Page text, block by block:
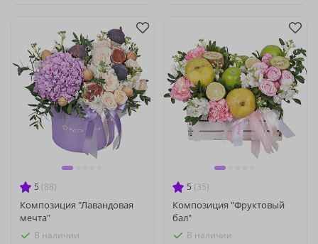
5 (88)
Композиция "Лавандовая
мечта"
В наличии
5 (35)
Композиция "Фруктовый
бал"
В наличии